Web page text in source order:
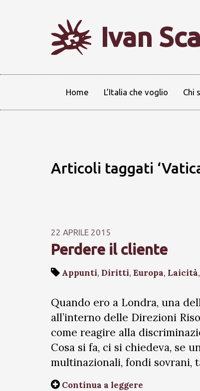
Ivan
Home L’Italia che voglio Chi
Articoli taggati
22 APRILE 2015
Perdere il cliente
Appunti, Diritti, Europa, Laicità,
Quando ero a Londra, una
all’interno delle Direzioni
come reagire alla
Cosa si fa, ci si chiedeva, se
multinazionali, fondi
Continua a leggere